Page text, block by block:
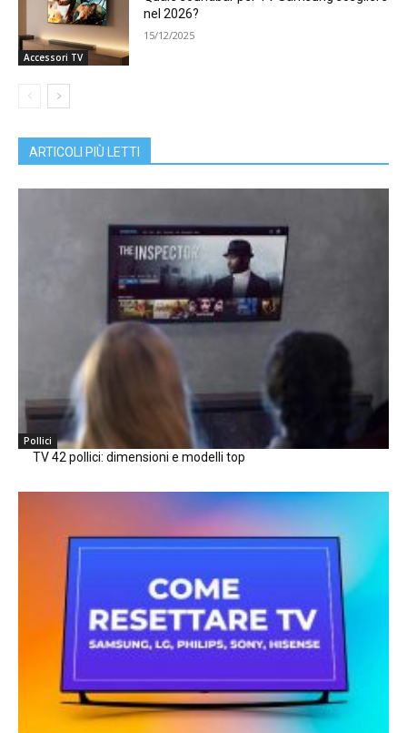
Accessori TV
nel 2026?
15/12/2025
ARTICOLI PIÙ LETTI
Pollici
TV 42 pollici: dimensioni e modelli top